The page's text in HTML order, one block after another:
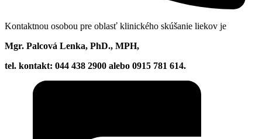
Kontaktnou osobou pre oblasť klinického skúšanie liekov je
Mgr. Palcová Lenka, PhD., MPH,
tel. kontakt: 044 438 2900 alebo 0915 781 614.